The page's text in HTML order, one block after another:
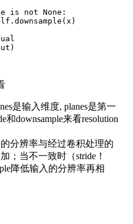
is not None :
. downsample ( x )
)
是输入维度, planes是第一
downsample来看resolution
分辨率与经过卷积处理的
；当不一致时（stride！
降低输入的分辨率再相